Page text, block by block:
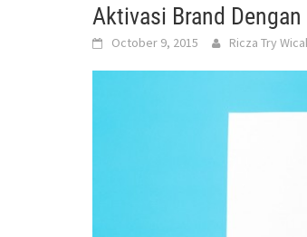
Aktivasi Brand
October 9, 2015 Ricza Try